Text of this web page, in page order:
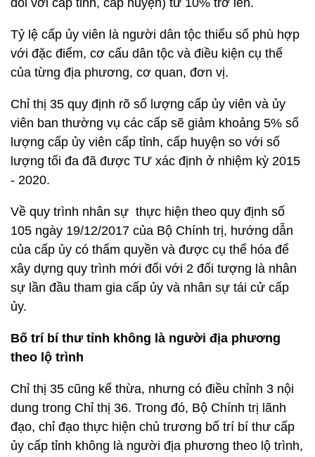
đối với cấp tỉnh, cấp huyện) từ 10% trở lên.
Tỷ lệ cấp ủy viên là người dân tộc thiểu số phù hợp
với đặc điểm, cơ cấu dân tộc và điều kiện cụ thể
của từng địa phương, cơ quan, đơn vị.
Chỉ thị 35 quy định rõ số lượng cấp ủy viên và ủy
viên ban thường vụ các cấp sẽ giảm khoảng 5% số
lượng cấp ủy viên cấp tỉnh, cấp huyện so với số
lượng tối đa đã được TƯ xác định ở nhiệm kỳ 2015
- 2020.
Về quy trình nhân sự thực hiện theo quy định số
105 ngày 19/12/2017 của Bộ Chính trị, hướng dẫn
của cấp ủy có thẩm quyền và được cụ thể hóa để
xây dựng quy trình mới đối với 2 đối tượng là nhân
sự lần đầu tham gia cấp ủy và nhân sự tái cử cấp
ủy.
Bố trí bí thư tỉnh không là người địa phương
theo lộ trình
Chỉ thị 35 cũng kế thừa, nhưng có điều chỉnh 3 nội
dung trong Chỉ thị 36. Trong đó, Bộ Chính trị lãnh
đạo, chỉ đạo thực hiện chủ trương bố trí bí thư cấp
ủy cấp tỉnh không là người địa phương theo lộ trình,